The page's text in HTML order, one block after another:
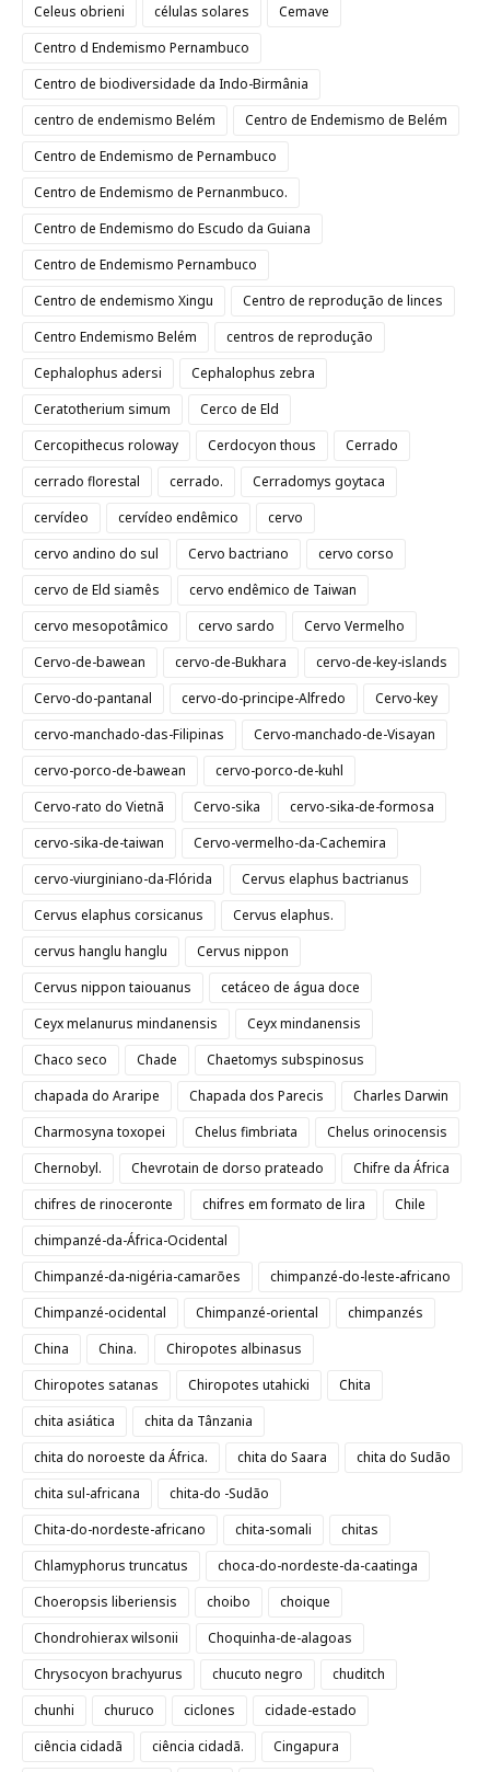
Celeus obrieni células solares
Cemave
Centro d Endemismo Pernambuco
Centro de biodiversidade da Indo-Birmânia
centro de endemismo Belém
Centro de Endemismo de Belém
Centro de Endemismo de Pernambuco
Centro de Endemismo de Pernanmbuco.
Centro de Endemismo do Escudo da Guiana
Centro de Endemismo Pernambuco
Centro de endemismo Xingu
Centro de reprodução de linces
Centro Endemismo Belém
centros de reprodução
Cephalophus adersi
Cephalophus zebra
Ceratotherium simum
Cerco de Eld
Cercopithecus roloway
Cerdocyon thous
Cerrado
cerrado florestal
cerrado.
Cerradomys goytaca
cervídeo
cervídeo endêmico
cervo
cervo andino do sul
Cervo bactriano
cervo corso
cervo de Eld siamês
cervo endêmico de Taiwan
cervo mesopotâmico
cervo sardo
Cervo Vermelho
Cervo-de-bawean
cervo-de-Bukhara
cervo-de-key-islands
Cervo-do-pantanal
cervo-do-principe-Alfredo
Cervo-key
cervo-manchado-das-Filipinas
Cervo-manchado-de-Visayan
cervo-porco-de-bawean
cervo-porco-de-kuhl
Cervo-rato do Vietnã
Cervo-sika
cervo-sika-de-formosa
cervo-sika-de-taiwan
Cervo-vermelho-da-Cachemira
cervo-viurginiano-da-Flórida
Cervus elaphus bactrianus
Cervus elaphus corsicanus
Cervus elaphus.
cervus hanglu hanglu
Cervus nippon
Cervus nippon taiouanus
cetáceo de água doce
Ceyx melanurus mindanensis
Ceyx mindanensis
Chaco seco
Chade
Chaetomys subspinosus
chapada do Araripe
Chapada dos Parecis
Charles Darwin
Charmosyna toxopei
Chelus fimbriata
Chelus orinocensis
Chernobyl.
Chevrotain de dorso prateado
Chifre da África
chifres de rinoceronte
chifres em formato de lira
Chile
chimpanzé-da-África-Ocidental
Chimpanzé-da-nigéria-camarões
chimpanzé-do-leste-africano
Chimpanzé-ocidental
Chimpanzé-oriental
chimpanzés
China
China.
Chiropotes albinasus
Chiropotes satanas
Chiropotes utahicki
Chita
chita asiática
chita da Tânzania
chita do noroeste da África.
chita do Saara
chita do Sudão
chita sul-africana
chita-do -Sudão
Chita-do-nordeste-africano
chita-somali
chitas
Chlamyphorus truncatus
choca-do-nordeste-da-caatinga
Choeropsis liberiensis
choibo
choique
Chondrohierax wilsonii
Choquinha-de-alagoas
Chrysocyon brachyurus
chucuto negro
chuditch
chunhi
churuco ciclones
cidade-estado
ciência cidadã
ciência cidadã.
Cingapura